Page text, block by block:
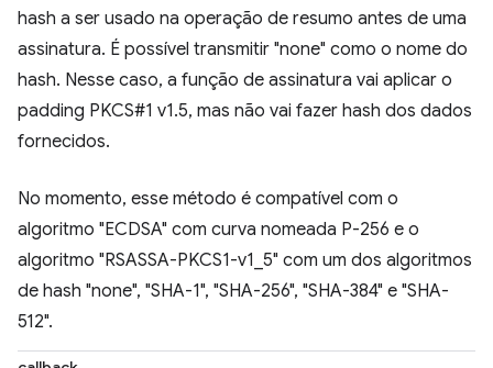
hash a ser usado na operação de resumo antes de uma
assinatura. É possível transmitir "none" como o nome do
hash. Nesse caso, a função de assinatura vai aplicar o
padding PKCS#1 v1.5, mas não vai fazer hash dos dados
fornecidos.
No momento, esse método é compatível com o
algoritmo "ECDSA" com curva nomeada P-256 e o
algoritmo "RSASSA-PKCS1-v1_5" com um dos algoritmos
de hash "none", "SHA-1", "SHA-256", "SHA-384" e "SHA-
512".